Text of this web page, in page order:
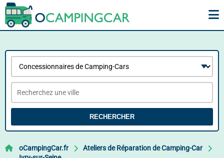
RECHERCHER
oCampingCar.fr
Ateliers de Réparation de Camping-Car